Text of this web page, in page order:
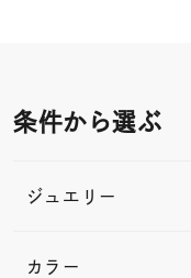
条件から選ぶ
ジュエリー
カラー